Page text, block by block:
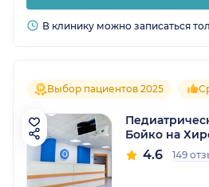
В клинику можно записаться
Выбор пациентов 2025
Бойко на
4.6 149